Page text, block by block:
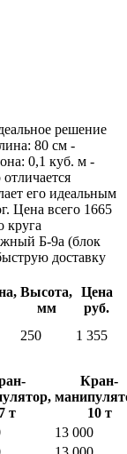
решение
80 см -
0,1 куб. м -
его идеальным
Цена всего 1665
круга
Б-9а (блок
доставку
Высота,
мм
Цена
руб.
250
1 355
7 т
Кран-
10 т
13 000